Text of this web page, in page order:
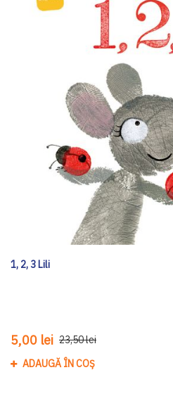
1, 2, 3 Lili
5,00 lei 23,50 lei
ADAUGĂ ÎN COȘ